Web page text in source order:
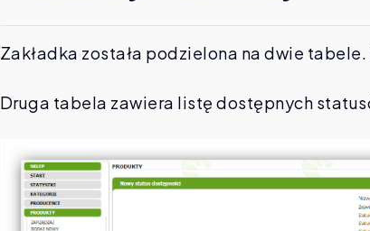
Zakładka została podzielona na dwie
Druga tabela zawiera listę dostępnych